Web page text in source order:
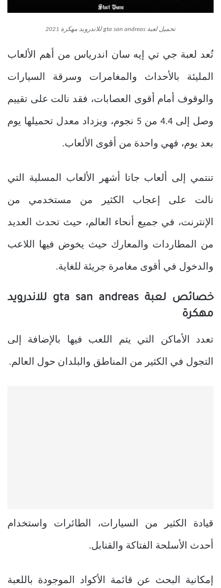
تحميل لعبة gta san andreas للاندرويد مهكرة 2021
تُعد لعبة جي تي إيه سان اندرياس من أهم الألعاب
المليئة بالأحداث والمغامرات وسرقة السيارات
والوقوف أمام أقوى العصابات، فقد نالت على تقييم
وصل إلى 4.4 من 5 نجوم، ويزداد معدل تحميلها يوم
بعد يوم، فهي واحدة من أقوى الألعاب.
تنتمي إلى ألعاب جاتا أشهر الألعاب المسلية التي
نالت على إعجاب الكثير من مستخدمي من
الإنترنت، في جميع أنحاء العالم، حيث تحدث العديد
من المطاردات والمعارك حيث يخوض فيها اللاعب
والدخول في أقوى مغامرة جريئة للغاية.
خصائص لعبة gta san andreas للاندرويد
مهكرة
تعدد الأماكن التي يتم اللعب فيها بالإضافة إلى
التجول في الكثير من المناطق والبلدان حول العالم.
قيادة الكثير من السيارات، الطائرات واستخدام
أحدث الأسلحة الفتاكة والقنابل.
إمكانية البحث عن قائمة الأكواد الموجودة باللعبة